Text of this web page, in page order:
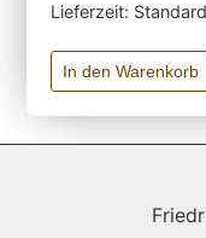
Lieferzeit:
In den Warenkorb